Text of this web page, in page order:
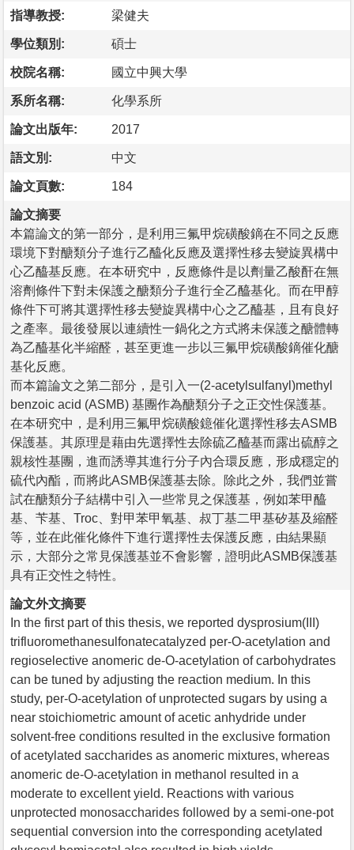
指導教授: 梁健夫
學位類別: 碩士
校院名稱: 國立中興大學
系所名稱: 化學系所
論文出版年: 2017
語文別: 中文
論文頁數: 184
論文摘要
本篇論文的第一部分，是利用三氟甲烷磺酸鏑在不同之反應
環境下對醣類分子進行乙醯化反應及選擇性移去變旋異構中
心乙醯基反應。在本研究中，反應條件是以劑量乙酸酐在無
溶劑條件下對未保護之醣類分子進行全乙醯基化。而在甲醇
條件下可將其選擇性移去變旋異構中心之乙醯基，且有良好
之產率。最後發展以連續性一鍋化之方式將未保護之醣體轉
為乙醯基化半縮醛，甚至更進一步以三氟甲烷磺酸鏑催化醣
基化反應。
而本篇論文之第二部分，是引入一(2-acetylsulfanyl)methyl
benzoic acid (ASMB) 基團作為醣類分子之正交性保護基。
在本研究中，是利用三氟甲烷磺酸鐿催化選擇性移去ASMB
保護基。其原理是藉由先選擇性去除硫乙醯基而露出硫醇之
親核性基團，進而誘導其進行分子內合環反應，形成穩定的
硫代內酯，而將此ASMB保護基去除。除此之外，我們並嘗
試在醣類分子結構中引入一些常見之保護基，例如苯甲醯
基、苄基、Troc、對甲苯甲氧基、叔丁基二甲基矽基及縮醛
等，並在此催化條件下進行選擇性去保護反應，由結果顯
示，大部分之常見保護基並不會影響，證明此ASMB保護基
具有正交性之特性。
論文外文摘要
In the first part of this thesis, we reported dysprosium(III)
trifluoromethanesulfonatecatalyzed per-O-acetylation and
regioselective anomeric de-O-acetylation of carbohydrates
can be tuned by adjusting the reaction medium. In this
study, per-O-acetylation of unprotected sugars by using a
near stoichiometric amount of acetic anhydride under
solvent-free conditions resulted in the exclusive formation
of acetylated saccharides as anomeric mixtures, whereas
anomeric de-O-acetylation in methanol resulted in a
moderate to excellent yield. Reactions with various
unprotected monosaccharides followed by a semi-one-pot
sequential conversion into the corresponding acetylated